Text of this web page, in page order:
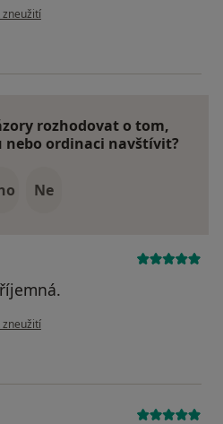
uživatele Pacient
zneužití
rozhodovat o tom,
nebo ordinaci navštívit?
Ne
uživatele Pacient
zneužití